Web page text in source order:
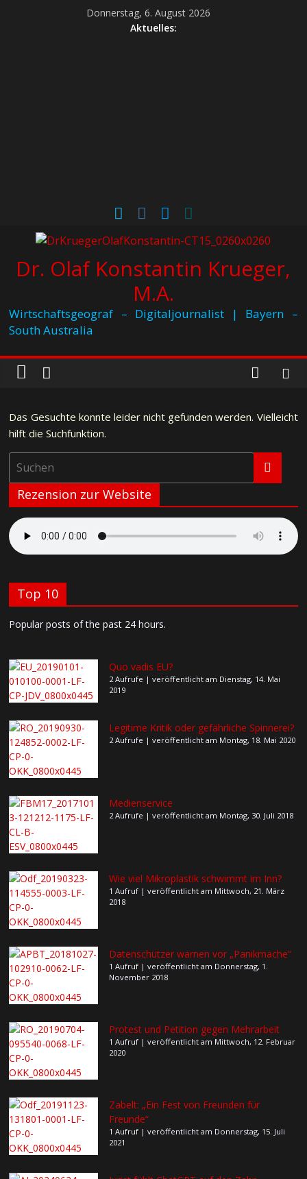
Donnerstag, 6. August 2026
Aktuelles:
Dr. Olaf Konstantin Krueger,
M.A.
Wirtschaftsgeograf – Digitaljournalist | Bayern –
South Australia
Das Gesuchte konnte leider nicht gefunden werden. Vielleicht
hilft die Suchfunktion.
Rezension zur Website
Top 10
Popular posts of the past 24 hours.
Quo vadis EU?
2 Aufrufe |veröffentlicht am Dienstag, 14. Mai
2019
Legitime Kritik oder gefährliche Spinnerei?
2 Aufrufe |veröffentlicht am Montag, 18. Mai 2020
Medienservice
2 Aufrufe |veröffentlicht am Montag, 30. Juli 2018
Wie viel Mikroplastik schwimmt im Inn?
1 Aufruf |veröffentlicht am Mittwoch, 21. März
2018
Datenschützer warnen vor „Panikmache“
1 Aufruf |veröffentlicht am Donnerstag, 1.
November 2018
Protest und Petition gegen Mehrarbeit
1 Aufruf |veröffentlicht am Mittwoch, 12. Februar
2020
Zabelt: „Ein Fest von Freunden für
Freunde“
1 Aufruf |veröffentlicht am Donnerstag, 15. Juli
2021